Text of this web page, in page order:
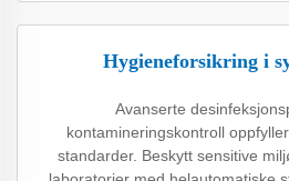
Hygieneforsikring i
Avanserte
kontamineringskontroll
standarder. Beskytt sensitive